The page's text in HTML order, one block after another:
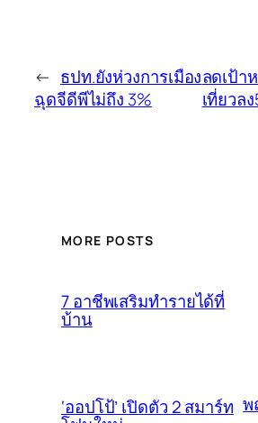
← ธปท.ยังห่วงการเมือง
ฉุดจีดีพีไม่ถึง 3%
ลดเป้า
เที่ยวล
MORE POSTS
7 อาชีพเสริมทำรายได้ที่
บ้าน
‘ออปโป้’ เปิดตัว 2 สมาร์ท พ